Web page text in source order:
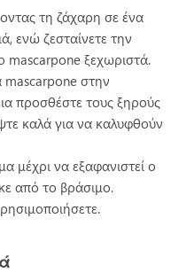
τη ζάχαρη σε ένα
ενώ ζεσταίνετε την
mascarpone ξεχωριστά.
στην
προσθέστε τους ξηρούς
καλά για να καλυφθούν
μέχρι να εξαφανιστεί ο
από το βράσιμο.